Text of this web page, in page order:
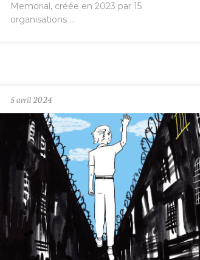
Memorial, créée en 2023 par 15
organisations ...
5 avril 2024